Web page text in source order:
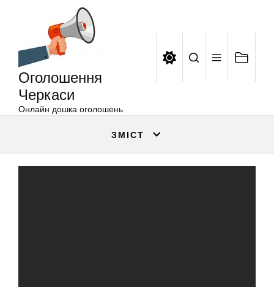
Оголошення
Черкаси
Онлайн дошка оголошень
ЗМІСТ